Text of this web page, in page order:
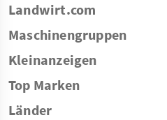
Landwirt.com
Maschinengruppen
Kleinanzeigen
Top Marken
Länder